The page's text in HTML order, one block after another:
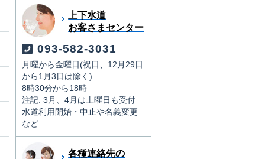
上下水道
お客さまセンター
093-582-3031
月曜から金曜日(祝日、12月29日
から1月3日は除く)
8時30分から18時
注記: 3月、4月は土曜日も受付
水道利用開始・中止や名義変更
など
各種連絡先の